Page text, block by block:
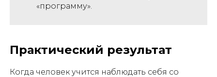
«программу».
Практический результат
Когда человек учится наблюдать себя со